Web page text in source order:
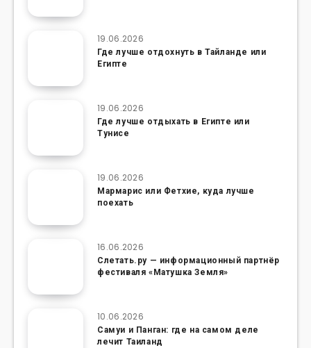
19.06.2026
Где лучше отдохнуть в Тайланде или
Египте
19.06.2026
Где лучше отдыхать в Египте или
Тунисе
19.06.2026
Мармарис или Фетхие, куда лучше
поехать
16.06.2026
Слетать.ру — информационный партнёр
фестиваля «Матушка Земля»
10.06.2026
Самуи и Панган: где на самом деле
лечит Таиланд